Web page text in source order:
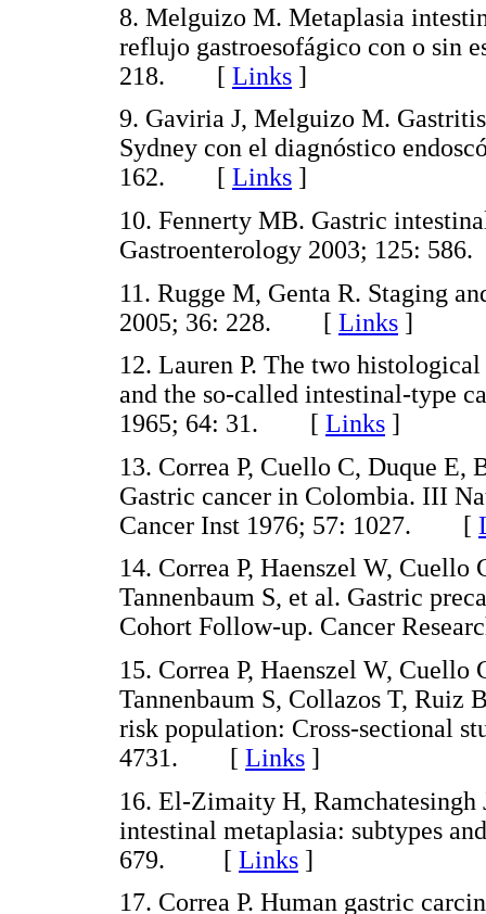
8. Melguizo M. Metaplasia
reflujo gastroesofágico con o sin
218. [ Links ]
9. Gaviria J, Melguizo M.
Sydney con el diagnóstico
162. [ Links ]
10. Fennerty MB. Gastric
Gastroenterology 2003; 125:
11. Rugge M, Genta R. Staging
2005; 36: 228. [ Links ]
12. Lauren P. The two
and the so-called intestinal-type
1965; 64: 31. [ Links ]
13. Correa P, Cuello C, Duque E,
Gastric cancer in Colombia. III
Cancer Inst 1976; 57: 1027. [
14. Correa P, Haenszel W,
Tannenbaum S, et al. Gastric
Cohort Follow-up. Cancer
15. Correa P, Haenszel W,
Tannenbaum S, Collazos T, Ruiz
risk population: Cross-sectional
4731. [ Links ]
16. El-Zimaity H,
intestinal metaplasia: subtypes
679. [ Links ]
17. Correa P. Human gastric